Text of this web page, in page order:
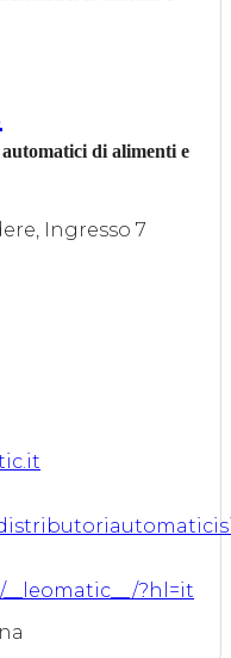
di alimenti e
Ingresso 7
?hl=it